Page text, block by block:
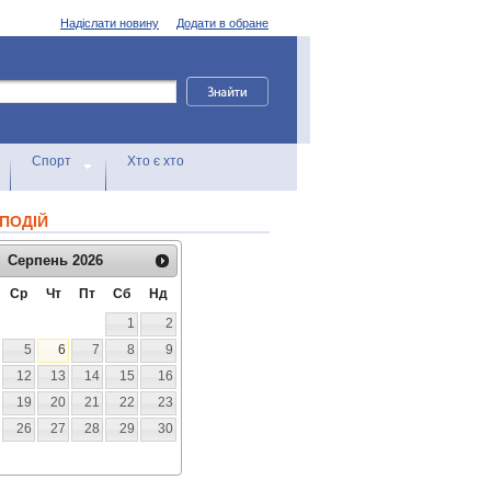
Додати в обране
Надіслати новину
Спорт Хто є хто
Серпень 2026
Ср Чт Пт Сб
Нд
1
2
5 6 7 8
9
12 13 14 15
16
19 20 21 22
23
26 27 28 29
30